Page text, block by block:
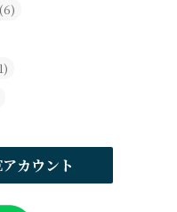
(6)
カウント